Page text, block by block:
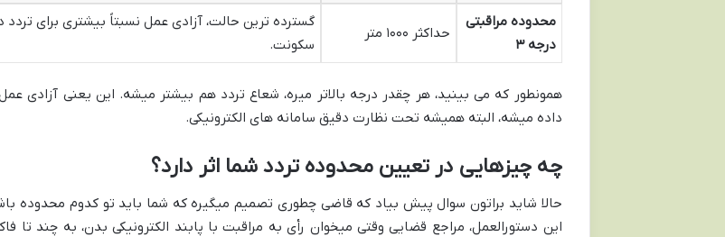
محدوده مراقبتی
درجه ۳
حداکثر ۱۰۰۰ متر
گسترده ترین حالت، آزادی عمل نسبتاً بیشتری برای تردد
سکونت.
همونطور که می بینید، هر چقدر درجه بالاتر میره، شعاع تردد هم بیشتر میشه. این یعنی آزادی
داده میشه، البته همیشه تحت نظارت دقیق سامانه های الکترونیکی.
چه چیزهایی در تعیین محدوده تردد شما اثر دارد؟
این دستورالعمل، مراجع قضایی وقتی میخوان رأی به مراقبت با پابند الکترونیکی بدن، به چند تا